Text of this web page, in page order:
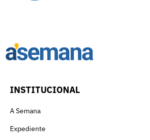
INSTITUCIONAL
A Semana
Expediente